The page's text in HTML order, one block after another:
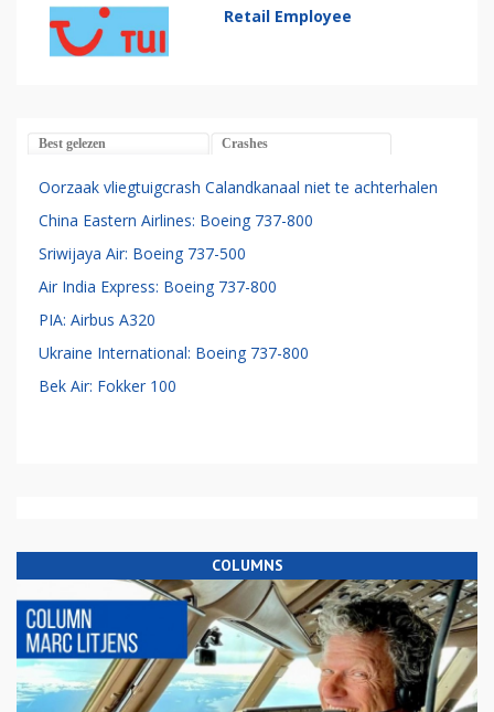
Retail Employee
Best gelezen Crashes
Oorzaak vliegtuigcrash Calandkanaal niet te achterhalen
China Eastern Airlines: Boeing 737-800
Sriwijaya Air: Boeing 737-500
Air India Express: Boeing 737-800
PIA: Airbus A320
Ukraine International: Boeing 737-800
Bek Air: Fokker 100
COLUMNS